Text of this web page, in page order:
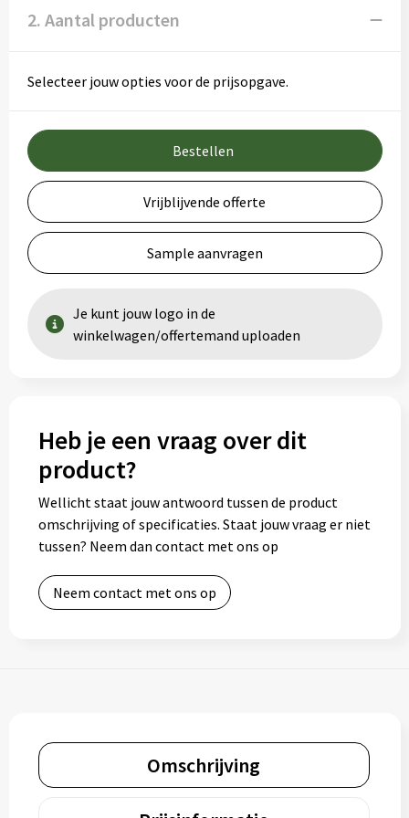
2. Aantal producten
Selecteer jouw opties voor de prijsopgave.
Bestellen
Vrijblijvende offerte
Sample aanvragen
Je kunt jouw logo in de
winkelwagen/offertemand uploaden
Heb je een vraag over dit
product?
Wellicht staat jouw antwoord tussen de product
omschrijving of specificaties. Staat jouw vraag er niet
tussen? Neem dan contact met ons op
Neem contact met ons op
Omschrijving